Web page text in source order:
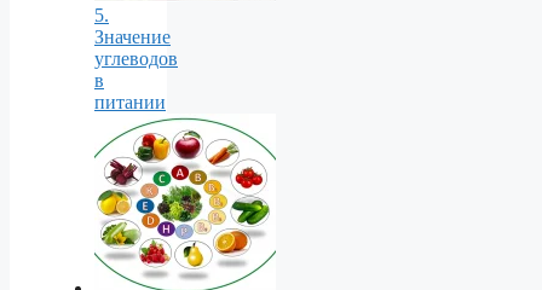
5.
Значение
углеводов
в
питании